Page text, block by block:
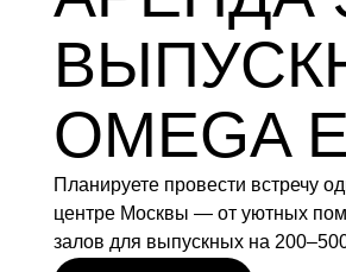
OMEGA
Планируете провести встречу
залов для выпускных на 200–500